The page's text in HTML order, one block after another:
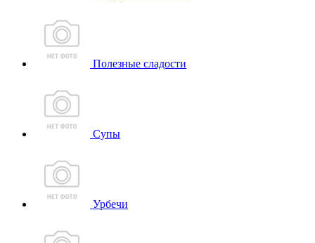
Полезные сладости
Супы
Урбечи